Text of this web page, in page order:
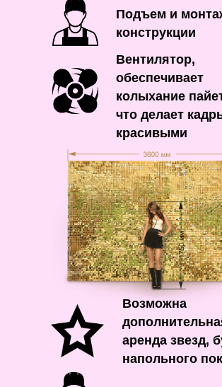
Вентилятор,
обеспечивает
колыхание
что делает
красивыми
Возможна
аренда звезд,
напольного
Подъем и
конструкции